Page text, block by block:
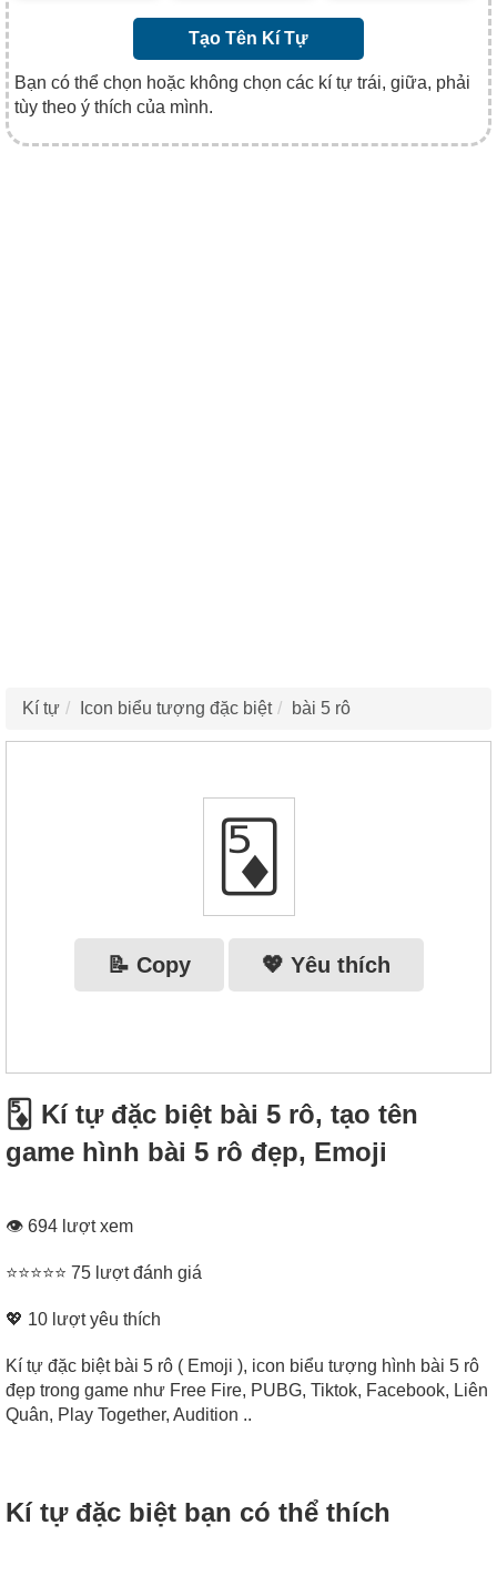
Tạo Tên Kí Tự
Bạn có thể chọn hoặc không chọn các kí tự trái, giữa, phải
tùy theo ý thích của mình.
Kí tự Icon biểu tượng đặc biệt bài 5 rô
🃅
📝 Copy 💖 Yêu thích
🃅 Kí tự đặc biệt bài 5 rô, tạo tên
game hình bài 5 rô đẹp, Emoji
👁 694 lượt xem
⭐⭐⭐⭐⭐ 75 lượt đánh giá
💖 10 lượt yêu thích
Kí tự đặc biệt bài 5 rô ( Emoji ), icon biểu tượng hình bài 5 rô
đẹp trong game như Free Fire, PUBG, Tiktok, Facebook, Liên
Quân, Play Together, Audition ..
Kí tự đặc biệt bạn có thể thích